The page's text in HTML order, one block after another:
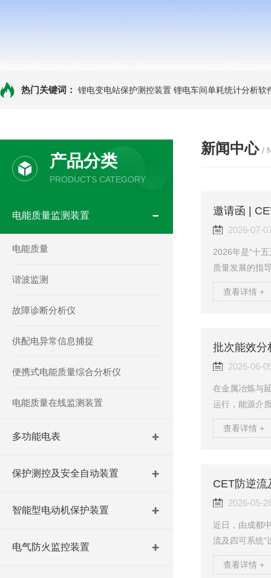
热门关键词： 锂电变电站保护测控装置 锂电车间单耗统计分析软
产品分类
PRODUCTS CATEGORY
电能质量监测装置
电能质量
谐波监测
故障诊断分析仪
供配电异常信息捕捉
便携式电能质量综合分析仪
电能质量在线监测装置
多功能电表
保护测控及安全自动装置
智能型电动机保护装置
电气防火监控装置
新闻中心 /
2026-07-
2026年是“十
质量发展的指
南京举行，大
域的融合创新
件及系统解决
查看详情 +
2026-06-
在金属冶炼与
运行，能源介
了解“生产这
正的全能源批
级多能源能效
查看详情 +
2026-05-
近日，由成都
流及四可系统”
部自发自用”
查看详情 +